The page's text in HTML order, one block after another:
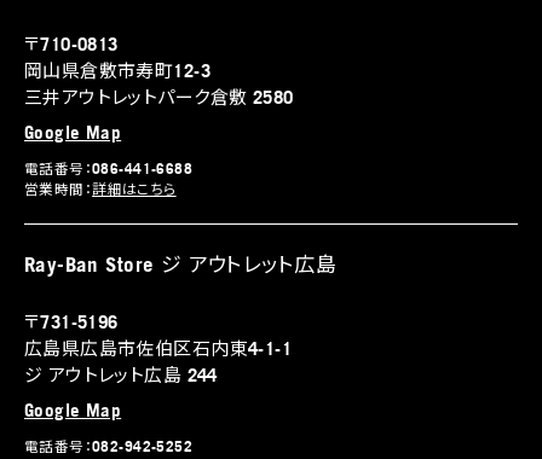
〒710-0813
岡山県倉敷市寿町12-3
三井アウトレットパーク倉敷 2580
Google Map
電話番号：086-441-6688
営業時間：詳細はこちら
Ray-Ban Store ジ アウトレット広島
〒731-5196
広島県広島市佐伯区石内東4-1-1
ジ アウトレット広島 244
Google Map
電話番号：082-942-5252